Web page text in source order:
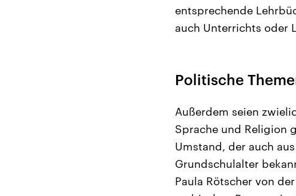
entsprechende
auch Unterrichts oder
Politische
Außerdem seien
Sprache und Religion
Umstand, der auch
Grundschulalter
Paula Rötscher von